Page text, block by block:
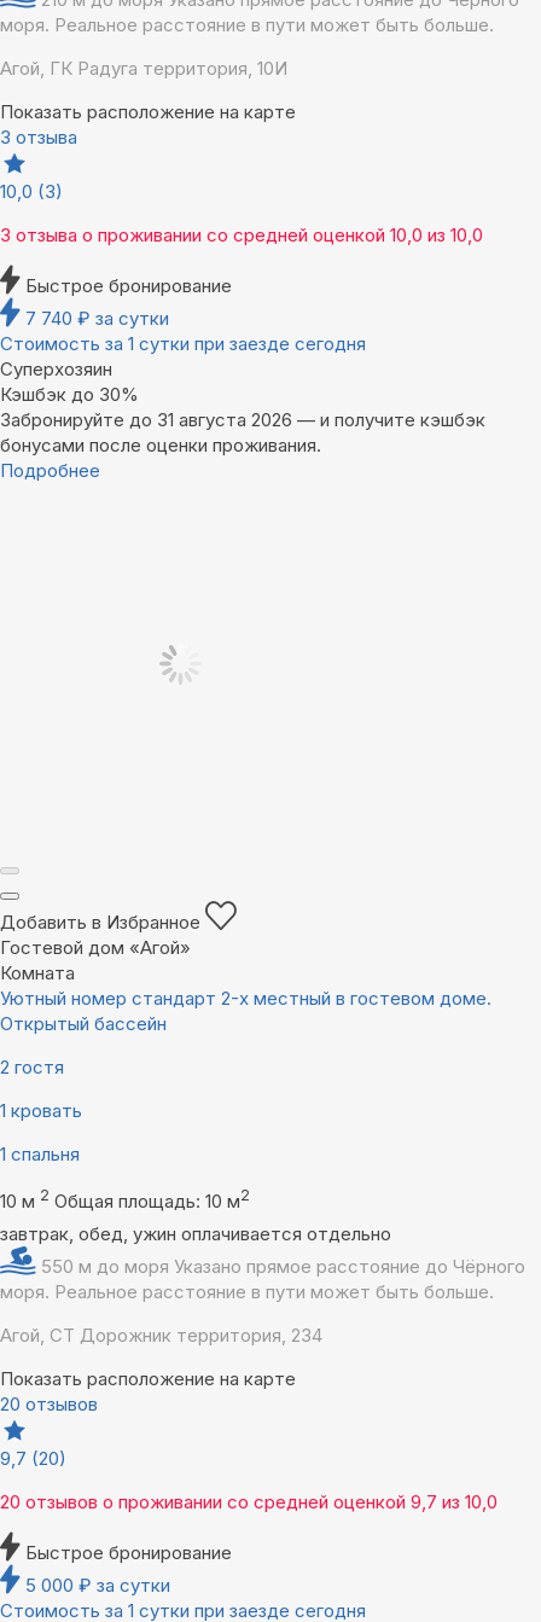
моря. Реальное расстояние в пути может быть больше.
Агой, ГК Радуга территория, 10И
Показать расположение на карте
3 отзыва
10,0 (3)
3 отзыва о проживании со средней оценкой 10,0 из 10,0
Быстрое бронирование
7 740 ₽ за сутки
Стоимость за 1 сутки при заезде сегодня
Суперхозяин
Кэшбэк до 30%
Забронируйте до 31 августа 2026 — и получите кэшбэк
бонусами после оценки проживания.
Подробнее
Добавить в Избранное
Гостевой дом «Агой»
Комната
Уютный номер стандарт 2-х местный в гостевом доме.
Открытый бассейн
2 гостя
1 кровать
1 спальня
10 м 2 Общая площадь: 10 м2
завтрак, обед, ужин оплачивается отдельно
550 м до моря Указано прямое расстояние до Чёрного
моря. Реальное расстояние в пути может быть больше.
Агой, СТ Дорожник территория, 234
Показать расположение на карте
20 отзывов
9,7 (20)
20 отзывов о проживании со средней оценкой 9,7 из 10,0
Быстрое бронирование
5 000 ₽ за сутки
Стоимость за 1 сутки при заезде сегодня